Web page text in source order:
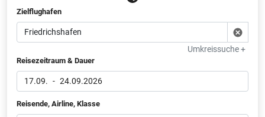
Zielflughafen
Umkreissuche +
Reisezeitraum & Dauer
17.09. - 24.09.2026
Reisende, Airline, Klasse